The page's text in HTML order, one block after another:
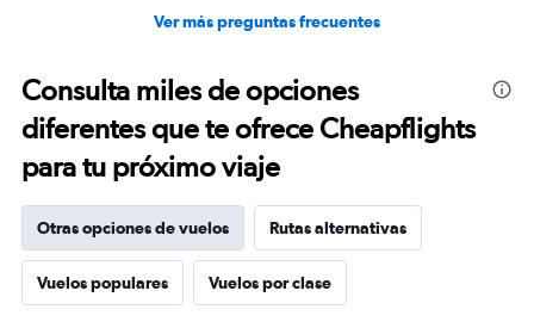
Ver más preguntas frecuentes
Consulta miles de opciones
diferentes que te ofrece Cheapflights
para tu próximo viaje
Otras opciones de vuelos Rutas alternativas
Vuelos populares Vuelos por clase